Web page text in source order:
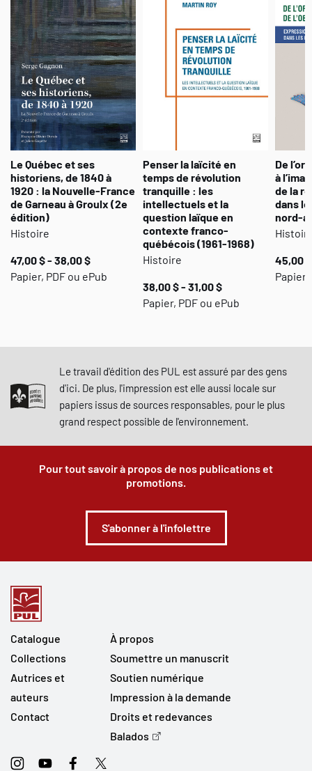
Le Québec et ses
historiens, de 1840 à
1920 : la Nouvelle-France
de Garneau à Groulx (2e
édition)
Histoire
47,00 $ - 38,00 $
Papier, PDF ou ePub
Penser la laïcité en
temps de révolution
tranquille : les
intellectuels et la
question laïque en
contexte franco-
québécois (1961-1968)
Histoire
38,00 $ - 31,00 $
Papier, PDF ou ePub
De
à
de la
dans
nord-
45,00
Papier
Le travail d'édition des PUL est assuré par des gens
d'ici. De plus, l'impression est elle aussi locale sur
papiers issus de sources responsables, pour le plus
grand respect possible de l'environnement.
Pour tout savoir à propos de nos publications et
promotions.
S'abonner à l'infolettre
Catalogue
Collections
Autrices et
auteurs
Contact
À propos
Soumettre un manuscrit
Soutien numérique
Impression à la demande
Droits et redevances
Balados